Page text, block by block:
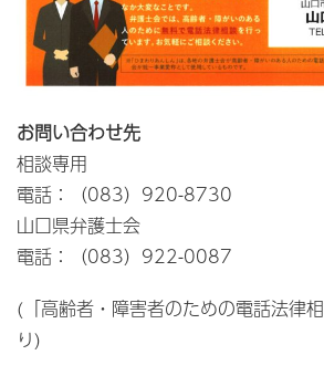
お問い合わせ先
相談専用
電話：（083）920-8730
山口県弁護士会
電話：（083）922-0087
(「高齢者・障害者のための電話法律
り)